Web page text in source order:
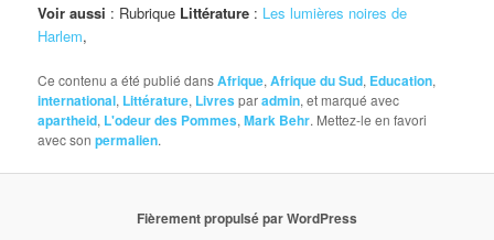
Voir aussi : Rubrique Littérature : Les lumières noires de
Harlem,
Ce contenu a été publié dansAfrique,Afrique du Sud, Education,
international, Littérature, Livresparadmin, et marqué avec
apartheid, L'odeur des Pommes,Mark Behr. Mettez-le en favori
avec sonpermalien.
Fièrement propulsé par WordPress